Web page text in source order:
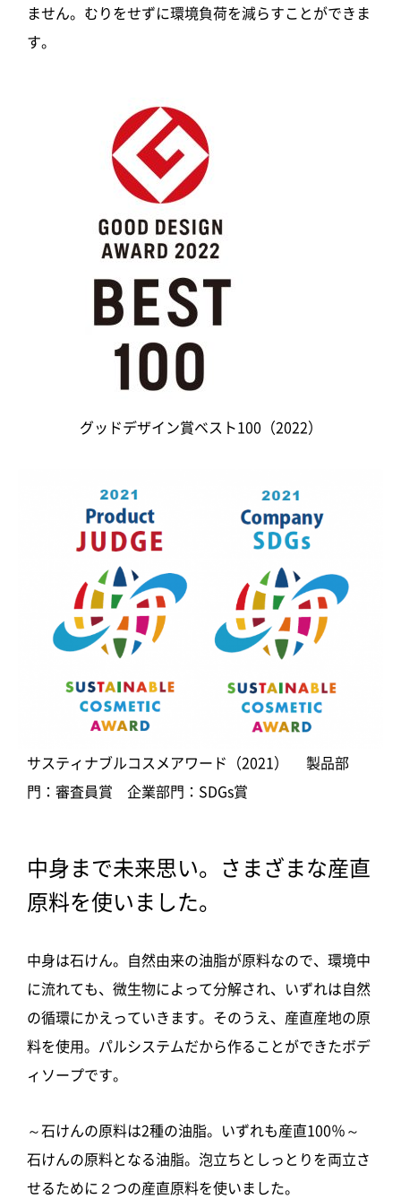
ません。むりをせずに環境負荷を減らすことができま
す。
グッドデザイン賞ベスト100（2022）
サスティナブルコスメアワード（2021） 製品部
門：審査員賞 企業部門：SDGs賞
中身まで未来思い。さまざまな産直
原料を使いました。
中身は石けん。自然由来の油脂が原料なので、環境中
に流れても、微生物によって分解され、いずれは自然
の循環にかえっていきます。そのうえ、産直産地の原
料を使用。パルシステムだから作ることができたボデ
ィソープです。
～石けんの原料は2種の油脂。いずれも産直100％～
石けんの原料となる油脂。泡立ちとしっとりを両立さ
せるために２つの産直原料を使いました。